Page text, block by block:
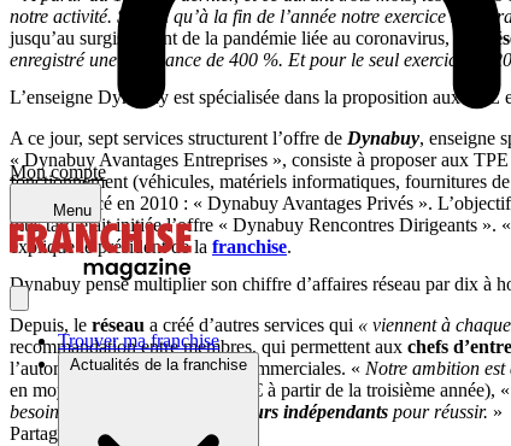
Mon compte
Menu
Trouver ma franchise
Actualités de la franchise
notre activité. Si bien qu’à la fin de l’année notre exercice sera
jusqu’au surgissement de la pandémie liée au coronavirus, son
enregistré une croissance de 400 %. Et pour le seul exercice de
L’enseigne Dynabuy est spécialisée dans la proposition aux TPE
A ce jour, sept services structurent l’offre de Dynabuy, enseigne
« Dynabuy Avantages Entreprises », consiste à proposer aux
fonctionnement (véhicules, matériels informatiques, fournitures
service, lancé en 2010 : « Dynabuy Avantages Privés ».
plus tard était initiée l’offre « Dynabuy Rencontres Dirigeants ». «
explique le président de la franchise.
Dynabuy pense multiplier son chiffre d’affaires réseau par dix à
Depuis, le réseau a créé d’autres services qui « viennent à
recommandation entre membres, qui permettent aux chefs
l’automne 2020, 105 agences commerciales. « Notre ambition est
en moyenne un CA de 250 000 € à partir de la troisième année), «
besoin des meilleurs
entrepreneurs indépendants pour réussir. »
Partager sur :